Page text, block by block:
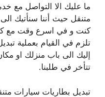
ما عليك الا التواصل مع
متنقل حيث أننا سنأتيك الى
كنت و في اسرع وقت مع
تلزم في القيام بعملية
إليك الى باب منزلك او
تتأخر في طلبنا.
تبديل بطاريات سيارات